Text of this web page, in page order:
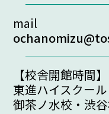
mail
【校舎開館時間】
東進ハイスクー
御茶ノ水校・渋